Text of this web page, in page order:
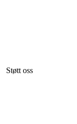
Støtt oss